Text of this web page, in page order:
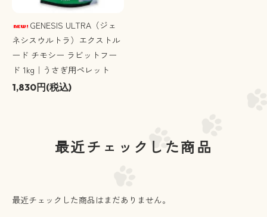
GENESIS ULTRA（ジェ
ネシスウルトラ）エクストル
ード チモシー ラビットフー
ド 1kg｜うさぎ用ペレット
1,830円(税込)
最近チェックした商品
最近チェックした商品はまだありません。